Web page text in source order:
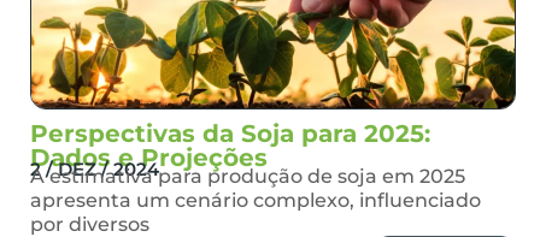
Perspectivas da Soja para 2025:
Dados e Projeções
2 / DEZ / 2024
A estimativa para produção de soja em 2025
apresenta um cenário complexo, influenciado
por diversos